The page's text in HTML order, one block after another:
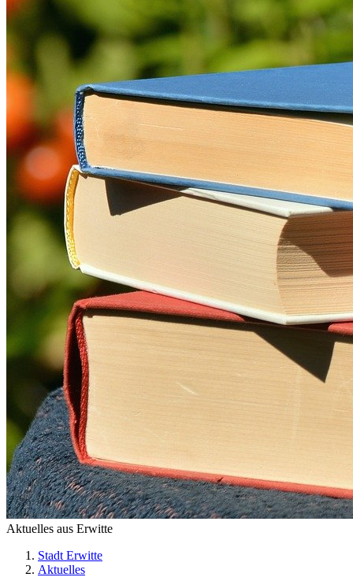
Aktuelles aus Erwitte
Stadt Erwitte
Aktuelles